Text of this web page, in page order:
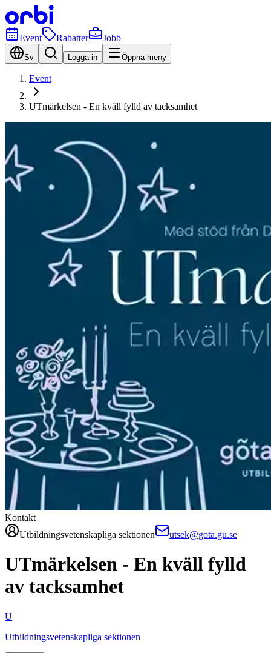
Event Rabatter Jobb
Sv Logga in Öppna meny
Event
UTmärkelsen - En kväll fylld av tacksamhet
Kontakt
Utbildningsvetenskapliga sektionen
utsek@gota.gu.se
UTmärkelsen - En kväll fylld
av tacksamhet
U
Utbildningsvetenskapliga sektionen